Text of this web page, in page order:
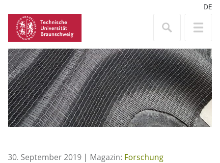
DE
30. September 2019 | Magazin: Forschung